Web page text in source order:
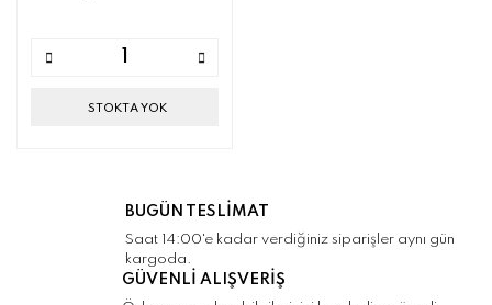
STOKTA YOK
BUGÜN TESLİMAT
Saat 14:00'e kadar verdiğiniz siparişler aynı gün
kargoda.
GÜVENLİ ALIŞVERİŞ